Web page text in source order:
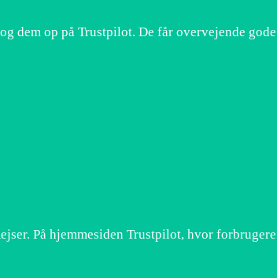
dem op på Trustpilot. De får overvejende gode
På hjemmesiden Trustpilot, hvor forbrugere